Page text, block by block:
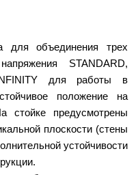
объединения трех
STANDARD,
для работы в
положение на
стойке предусмотрены
плоскости (стены
устойчивости